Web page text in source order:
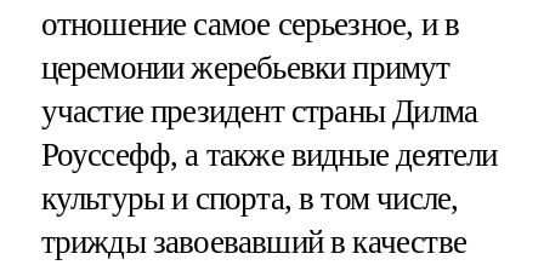
отношение самое серьезное, и в
церемонии жеребьевки примут
участие президент страны Дилма
Роуссефф, а также видные деятели
культуры и спорта, в том числе,
трижды завоевавший в качестве